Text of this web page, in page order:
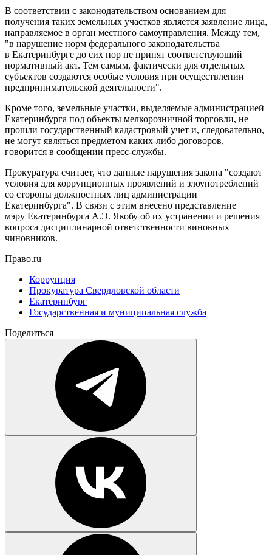
В соответствии с законодательством основанием для
получения таких земельных участков является заявление лица,
направляемое в орган местного самоуправления. Между тем,
"в нарушение норм федерального законодательства
в Екатеринбурге до сих пор не принят соответствующий
нормативный акт. Тем самым, фактически для отдельных
субъектов создаются особые условия при осуществлении
предпринимательской деятельности".
Кроме того, земельные участки, выделяемые администрацией
Екатеринбурга под объекты мелкорозничной торговли, не
прошли государственный кадастровый учет и, следовательно,
не могут являться предметом каких-либо договоров,
говорится в сообщении пресс-службы.
Прокуратура считает, что данные нарушения закона "создают
условия для коррупционных проявлений и злоупотреблений
со стороны должностных лиц администрации
Екатеринбурга". В связи с этим внесено представление
мэру Екатеринбурга А.Э. Якобу об их устранении и решения
вопроса дисциплинарной ответственности виновных
чиновников.
Право.ru
Коррупция
Прокуратура Свердловской области
Екатеринбург
Государственная и муниципальная служба
Поделиться